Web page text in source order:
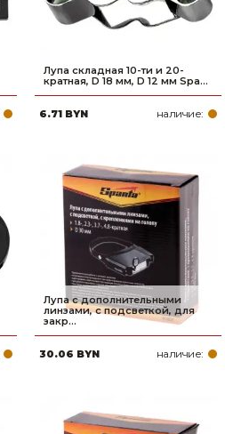
Лупа складная 10-ти и 20-
кратная, D 18 мм, D 12 мм Spa...
6.71 BYN наличие:
Лупа с дополнительными
линзами, с подсветкой, для
закр...
30.06 BYN наличие: